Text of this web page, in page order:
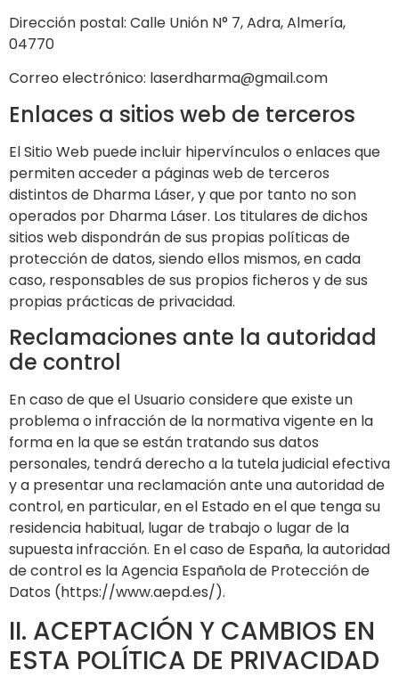
Dirección postal: Calle Unión N° 7, Adra, Almería,
04770
Correo electrónico: laserdharma@gmail.com
Enlaces a sitios web de terceros
El Sitio Web puede incluir hipervínculos o enlaces que
permiten acceder a páginas web de terceros
distintos de Dharma Láser, y que por tanto no son
operados por Dharma Láser. Los titulares de dichos
sitios web dispondrán de sus propias políticas de
protección de datos, siendo ellos mismos, en cada
caso, responsables de sus propios ficheros y de sus
propias prácticas de privacidad.
Reclamaciones ante la autoridad
de control
En caso de que el Usuario considere que existe un
problema o infracción de la normativa vigente en la
forma en la que se están tratando sus datos
personales, tendrá derecho a la tutela judicial efectiva
y a presentar una reclamación ante una autoridad de
control, en particular, en el Estado en el que tenga su
residencia habitual, lugar de trabajo o lugar de la
supuesta infracción. En el caso de España, la autoridad
de control es la Agencia Española de Protección de
Datos (https://www.aepd.es/).
II. ACEPTACIÓN Y CAMBIOS EN
ESTA POLÍTICA DE PRIVACIDAD